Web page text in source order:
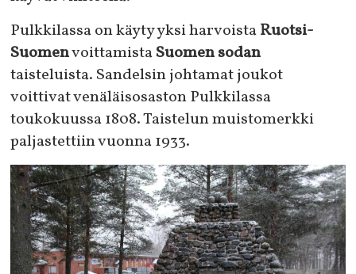
Pulkkilassa on käyty yksi harvoistaRuotsi-
SuomenvoittamistaSuomen sodan
taisteluista. Sandelsin johtamat joukot
voittivat venäläisosaston Pulkkilassa
toukokuussa 1808. Taistelun muistomerkki
paljastettiin vuonna 1933.